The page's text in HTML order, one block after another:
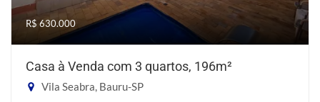
R$ 630.000
Casa à Venda com 3 quartos, 196m²
Vila Seabra, Bauru-SP